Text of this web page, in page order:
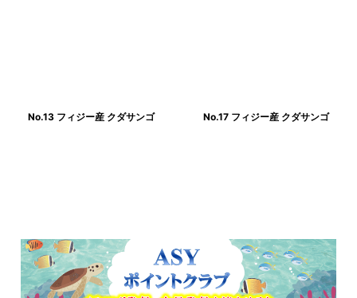
No.13 フィジー産 クダサンゴ No.17 フィジー産 クダサンゴ